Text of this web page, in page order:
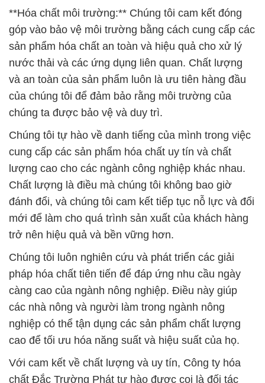
**Hóa chất môi trường:** Chúng tôi cam kết đóng
góp vào bảo vệ môi trường bằng cách cung cấp các
sản phẩm hóa chất an toàn và hiệu quả cho xử lý
nước thải và các ứng dụng liên quan. Chất lượng
và an toàn của sản phẩm luôn là ưu tiên hàng đầu
của chúng tôi để đảm bảo rằng môi trường của
chúng ta được bảo vệ và duy trì.
Chúng tôi tự hào về danh tiếng của mình trong việc
cung cấp các sản phẩm hóa chất uy tín và chất
lượng cao cho các ngành công nghiệp khác nhau.
Chất lượng là điều mà chúng tôi không bao giờ
đánh đổi, và chúng tôi cam kết tiếp tục nỗ lực và đổi
mới để làm cho quá trình sản xuất của khách hàng
trở nên hiệu quả và bền vững hơn.
Chúng tôi luôn nghiên cứu và phát triển các giải
pháp hóa chất tiên tiến để đáp ứng nhu cầu ngày
càng cao của ngành nông nghiệp. Điều này giúp
các nhà nông và người làm trong ngành nông
nghiệp có thể tận dụng các sản phẩm chất lượng
cao để tối ưu hóa năng suất và hiệu suất của họ.
Với cam kết về chất lượng và uy tín, Công ty hóa
chất Đắc Trường Phát tự hào được coi là đối tác